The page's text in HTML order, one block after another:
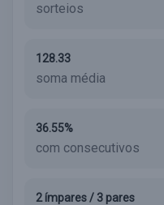
sorteios
128.33
soma média
36.55%
com consecutivos
2 ímpares / 3 pares